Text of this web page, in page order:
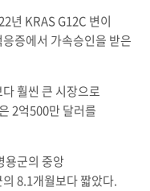
년 KRAS G12C 변이
증에서 가속승인을 받은
훨씬 큰 시장으로
2억500만 달러를
용군의 중앙
8.1개월보다 짧았다.